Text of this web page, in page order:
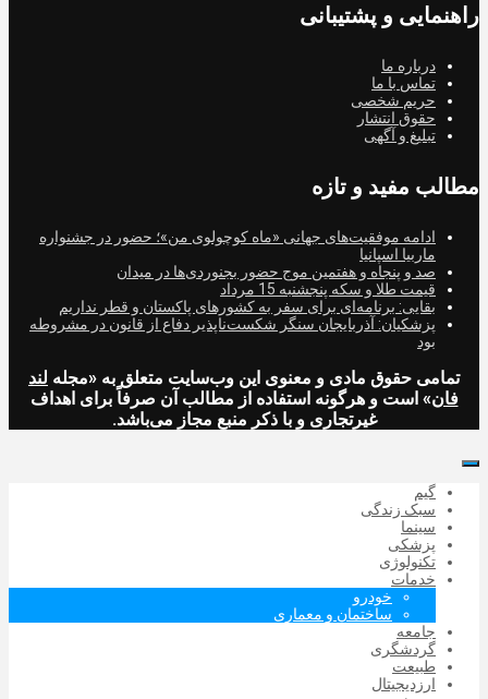
راهنمایی و پشتیبانی
درباره ما
تماس با ما
حریم شخصی
حقوق انتشار
تبلیغ و آگهی
مطالب مفید و تازه
ادامه موفقیت‌های جهانی «ماه کوچولوی من»؛ حضور در جشنواره
ماربیا اسپانیا
صد و پنجاه و هفتمین موج حضور بجنوردی‌ها در میدان
قیمت طلا و سکه پنجشنبه 15 مرداد
بقایی: برنامه‌ای برای سفر به کشورهای پاکستان و قطر نداریم
پزشکیان: آذربایجان سنگر شکست‌ناپذیر دفاع از قانون در مشروطه
بود
تمامی حقوق مادی و معنوی این وب‌سایت متعلق به «مجله لند
فان» است و هرگونه استفاده از مطالب آن صرفاً برای اهداف
غیرتجاری و با ذکر منبع مجاز می‌باشد.
گیم
سبک زندگی
سینما
پزشکی
تکنولوژی
خدمات
خودرو
ساختمان و معماری
جامعه
گردشگری
طبیعت
ارزدیجیتال‌